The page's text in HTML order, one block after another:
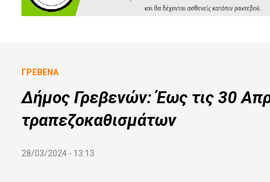
ΓΡΕΒΕΝΆ
Δήμος Γρεβενών: Έως τις 30
τραπεζοκαθισμάτων
28/03/2024 - 13:13